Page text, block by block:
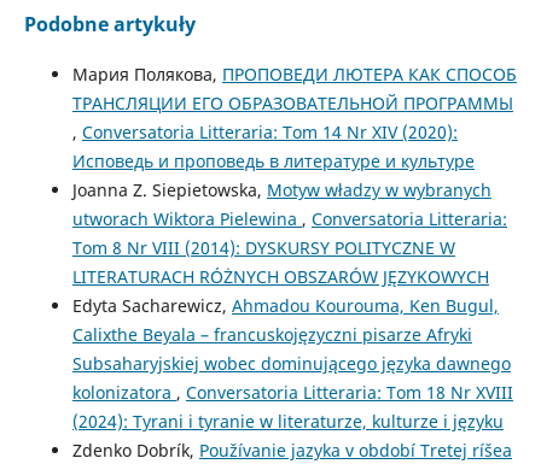
Podobne artykuły
Мария Полякова, ПРОПОВЕДИ ЛЮТЕРА КАК СПОСОБ
ТРАНСЛЯЦИИ ЕГО ОБРАЗОВАТЕЛЬНОЙ ПРОГРАММЫ
, Conversatoria Litteraria: Tom 14 Nr XIV (2020):
Исповедь и проповедь в литературе и культуре
Joanna Z. Siepietowska, Motyw władzy w wybranych
utworach Wiktora Pielewina , Conversatoria Litteraria:
Tom 8 Nr VIII (2014): DYSKURSY POLITYCZNE W
LITERATURACH RÓŻNYCH OBSZARÓW JĘZYKOWYCH
Edyta Sacharewicz, Ahmadou Kourouma, Ken Bugul,
Calixthe Beyala – francuskojęzyczni pisarze Afryki
Subsaharyjskiej wobec dominującego języka dawnego
kolonizatora , Conversatoria Litteraria: Tom 18 Nr XVIII
(2024): Tyrani i tyranie w literaturze, kulturze i języku
Zdenko Dobrík, Používanie jazyka v období Tretej ríšea